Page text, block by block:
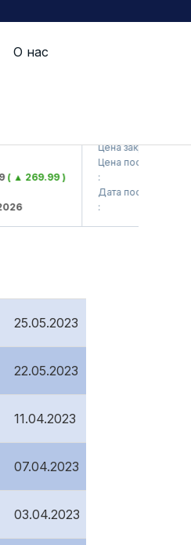
О нас
▲ 269.99 )
Цена закрытия :
Цена последний
Дата последней
25.05.2023
22.05.2023
11.04.2023
07.04.2023
03.04.2023